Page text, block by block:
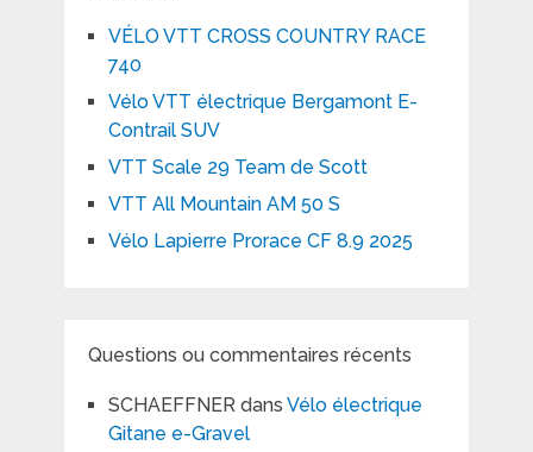
VÉLO VTT CROSS COUNTRY RACE
740
Vélo VTT électrique Bergamont E-
Contrail SUV
VTT Scale 29 Team de Scott
VTT All Mountain AM 50 S
Vélo Lapierre Prorace CF 8.9 2025
Questions ou commentaires récents
SCHAEFFNERdans Vélo électrique
Gitane e-Gravel